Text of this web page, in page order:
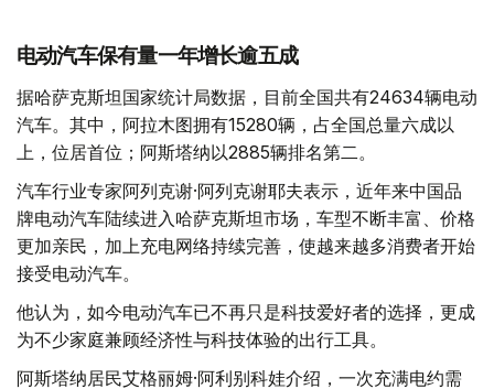
电动汽车保有量一年增长逾五成
据哈萨克斯坦国家统计局数据，目前全国共有24634辆电动
汽车。其中，阿拉木图拥有15280辆，占全国总量六成以
上，位居首位；阿斯塔纳以2885辆排名第二。
汽车行业专家阿列克谢·阿列克谢耶夫表示，近年来中国品
牌电动汽车陆续进入哈萨克斯坦市场，车型不断丰富、价格
更加亲民，加上充电网络持续完善，使越来越多消费者开始
接受电动汽车。
他认为，如今电动汽车已不再只是科技爱好者的选择，更成
为不少家庭兼顾经济性与科技体验的出行工具。
阿斯塔纳居民艾格丽姆·阿利别科娃介绍，一次充满电约需